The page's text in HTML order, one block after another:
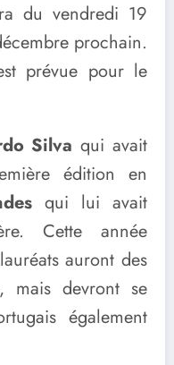
du vendredi 19
prochain.
prévue pour le
Silva qui avait
édition en
qui lui avait
Cette année
auront des
mais devront se
également